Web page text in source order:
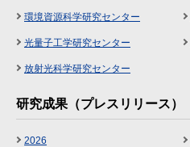
環境資源科学研究センター
光量子工学研究センター
放射光科学研究センター
研究成果（プレスリリース）
2026